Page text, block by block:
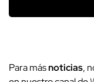
Para másnoticias,